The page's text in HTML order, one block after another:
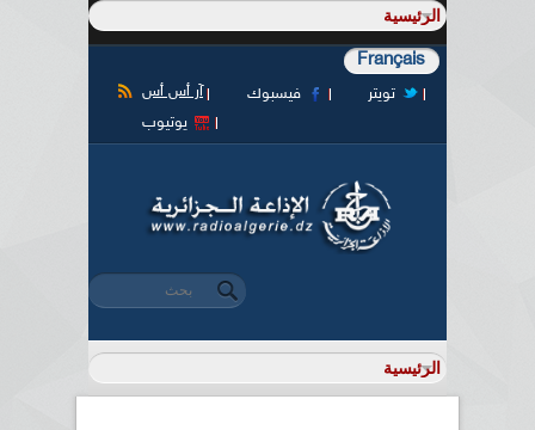
Français
آر أس أس فيسبوك
تويتر
يوتيوب
استمارة البحث
‏بحث ‏